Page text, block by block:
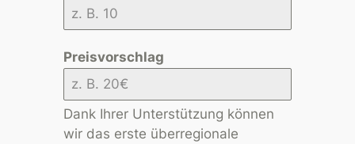
Preisvorschlag
Dank Ihrer Unterstützung können
wir das erste überregionale